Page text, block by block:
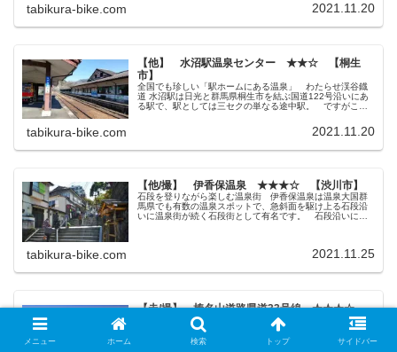
tabikura-bike.com 2021.11.20
【他】 水沼駅温泉センター ★★☆ 【桐生
市】
全国でも珍しい「駅ホームにある温泉」 わたらせ渓谷鐡
道 水沼駅は日光と群馬県桐生市を結ぶ国道122号沿いにあ
る駅で、駅としては三セクの単なる途中駅。 ですがこの
tabikura-bike.com 2021.11.20
【他/撮】 伊香保温泉 ★★★☆ 【渋川市】
石段を登りながら楽しむ温泉街 伊香保温泉は温泉大国群
馬県でも有数の温泉スポットで、急斜面を駆け上る石段沿
いに温泉街が続く石段街として有名です。 石段沿いに旅
tabikura-bike.com 2021.11.25
【走/撮】 榛名山道路県道33号線 ★★★☆
【渋川市】
伊香保温泉や榛名山を結ぶ変化が楽しいルート 県道33号
線は渋川市から榛名湖や榛名山を経て安中市まで続く道
メニュー ホーム 検索 トップ サイドバー